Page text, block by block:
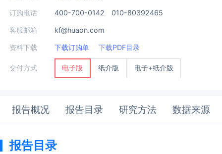
订购电话 400-700-0142 010-80392465
客服邮箱 kf@huaon.com
资料下载 下载订购单 下载PDF目录
交付方式 电子版 纸介版 电子+纸介版
报告概况 报告目录 研究方法 数据来源
报告目录